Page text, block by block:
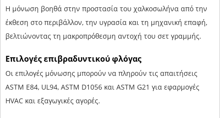
Η μόνωση βοηθά στην προστασία του χαλκοσωλήνα από την
έκθεση στο περιβάλλον, την υγρασία και τη μηχανική επαφή,
βελτιώνοντας τη μακροπρόθεσμη αντοχή του σετ γραμμής.
Επιλογές επιβραδυντικού φλόγας
Οι επιλογές μόνωσης μπορούν να πληρούν τις απαιτήσεις
ASTM E84, UL94, ASTM D1056 και ASTM G21 για εφαρμογές
HVAC και εξαγωγικές αγορές.